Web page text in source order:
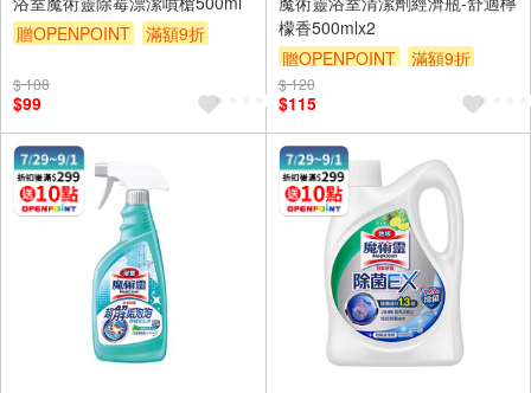
贈OPENPOINT
滿額9折
$ 108
$99
檬香500mlx2
贈OPENPOINT
滿額9折
贈$200
$ 120
$115